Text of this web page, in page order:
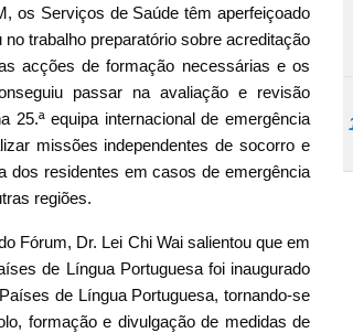
os Serviços de Saúde têm aperfeiçoado
trabalho preparatório sobre acreditação
acções de formação necessárias e os
passar na avaliação e revisão
25.ª equipa internacional de emergência
missões independentes de socorro e
dos residentes em casos de emergência
regiões.
Fórum, Dr. Lei Chi Wai salientou que em
de Língua Portuguesa foi inaugurado
de Língua Portuguesa, tornando-se
formação e divulgação de medidas de